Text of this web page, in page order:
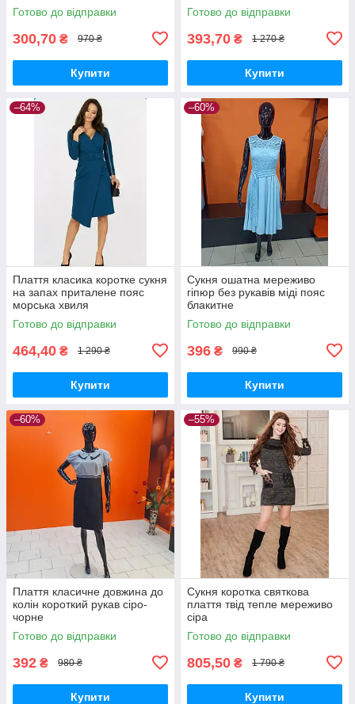
Готово до відправки
300,70 ₴ 970 ₴
Купити
Готово до відправки
393,70 ₴ 1 270 ₴
Купити
–64%
Плаття класика коротке сукня
на запах приталене пояс
морська хвиля
Готово до відправки
464,40 ₴ 1 290 ₴
Купити
–60%
Сукня ошатна мереживо
гіпюр без рукавів міді пояс
блакитне
Готово до відправки
396 ₴ 990 ₴
Купити
–60%
Плаття класичне довжина до
колін короткий рукав сіро-
чорне
Готово до відправки
392 ₴ 980 ₴
Купити
–55%
Сукня коротка святкова
плаття твід тепле мереживо
сіра
Готово до відправки
805,50 ₴ 1 790 ₴
Купити